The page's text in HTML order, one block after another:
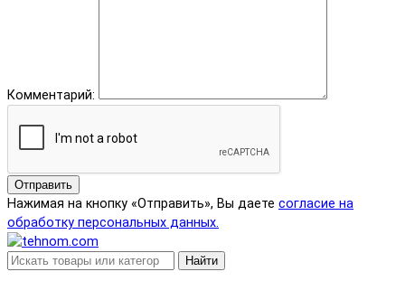
Комментарий:
Отправить
Нажимая на кнопку «Отправить», Вы даете согласие на
обработку персональных данных.
Найти